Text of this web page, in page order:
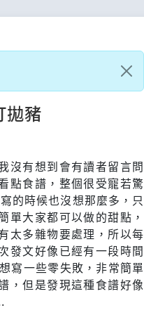
拋豬
沒有想到會有讀者留言問
點食譜，整個很受寵若驚
的時候也沒想那麼多，只
單大家都可以做的甜點，
太多雜物要處理，所以每
發文好像已經有一段時間
寫一些零失敗，非常簡單
，但是發現這種食譜好像